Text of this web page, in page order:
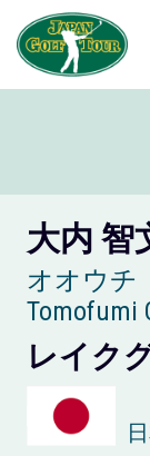
大内 智
オオウチ
Tomofumi
レイク